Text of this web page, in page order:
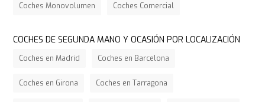
Coches Monovolumen Coches Comercial
COCHES DE SEGUNDA MANO Y OCASIÓN POR LOCALIZACIÓN
Coches en Madrid Coches en Barcelona
Coches en Girona Coches en Tarragona